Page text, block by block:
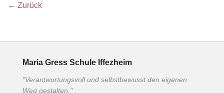
← Zurück
Maria Gress Schule Iffezheim
"Verantwortungsvoll und selbstbewusst den eigenen
Weg gestalten."